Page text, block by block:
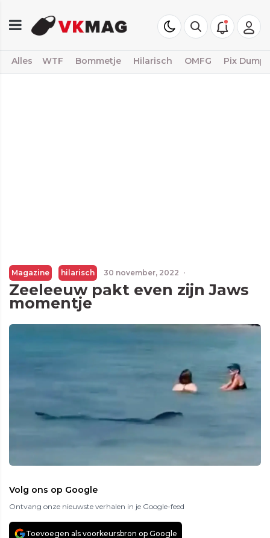
Alles WTF Bommetje Hilarisch OMFG Pix Dump
Magazine hilarisch 30 november, 2022 ·
Zeeleeuw pakt even zijn Jaws
momentje
Volg ons op Google
Ontvang onze nieuwste verhalen in je Google-feed
Toevoegen als voorkeursbron op Google